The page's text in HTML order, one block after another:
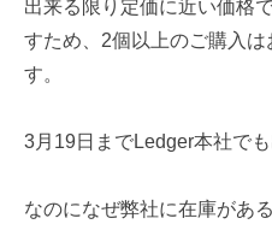
出来る限り定価に近い価格
すため、2個以上のご購入は
す。
3月19日までLedger本社でも
なのになぜ弊社に在庫があ